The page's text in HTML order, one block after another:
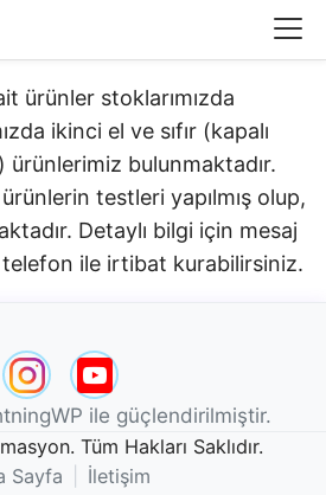
ürünler stoklarımızda
ikinci el ve sıfır (kapalı
ürünlerimiz bulunmaktadır.​
testleri yapılmış olup,
Detaylı bilgi için mesaj
telefon ile irtibat kurabilirsiniz.
ile güçlendirilmiştir.
Tüm Hakları Saklıdır.
Sayfa
İletişim